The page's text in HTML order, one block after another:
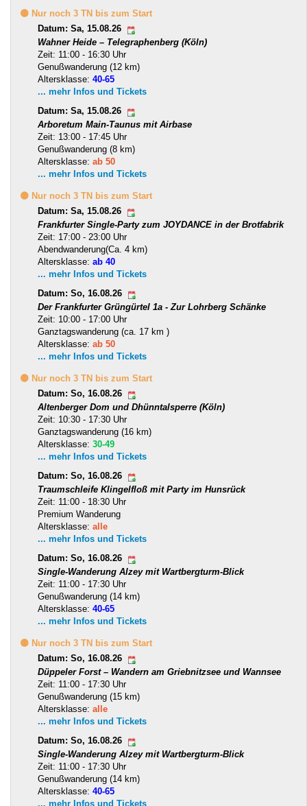
🟡 Nur noch 3 TN bis zum Start
Datum: Sa, 15.08.26
Wahner Heide – Telegraphenberg (Köln)
Zeit: 11:00 - 16:30 Uhr
Genußwanderung (12 km)
Altersklasse: 40-65
... mehr Infos und Tickets
Datum: Sa, 15.08.26
Arboretum Main-Taunus mit Airbase
Zeit: 13:00 - 17:45 Uhr
Genußwanderung (8 km)
Altersklasse: ab 50
... mehr Infos und Tickets
🟡 Nur noch 3 TN bis zum Start
Datum: Sa, 15.08.26
Frankfurter Single-Party zum JOYDANCE in der Brotfabrik
Zeit: 17:00 - 23:00 Uhr
Abendwanderung(Ca. 4 km)
Altersklasse: ab 40
... mehr Infos und Tickets
Datum: So, 16.08.26
Der Frankfurter Grüngürtel 1a - Zur Lohrberg Schänke
Zeit: 10:00 - 17:00 Uhr
Ganztagswanderung (ca. 17 km )
Altersklasse: ab 50
... mehr Infos und Tickets
🟡 Nur noch 3 TN bis zum Start
Datum: So, 16.08.26
Altenberger Dom und Dhünntalsperre (Köln)
Zeit: 10:30 - 17:30 Uhr
Ganztagswanderung (16 km)
Altersklasse: 30-49
... mehr Infos und Tickets
Datum: So, 16.08.26
Traumschleife Klingelfloß mit Party im Hunsrück
Zeit: 11:00 - 18:30 Uhr
Premium Wanderung
Altersklasse: alle
... mehr Infos und Tickets
Datum: So, 16.08.26
Single-Wanderung Alzey mit Wartbergturm-Blick
Zeit: 11:00 - 17:30 Uhr
Genußwanderung (14 km)
Altersklasse: 40-65
... mehr Infos und Tickets
🟡 Nur noch 3 TN bis zum Start
Datum: So, 16.08.26
Düppeler Forst – Wandern am Griebnitzsee und Wannsee
Zeit: 11:00 - 17:30 Uhr
Genußwanderung (15 km)
Altersklasse: alle
... mehr Infos und Tickets
Datum: So, 16.08.26
Single-Wanderung Alzey mit Wartbergturm-Blick
Zeit: 11:00 - 17:30 Uhr
Genußwanderung (14 km)
Altersklasse: 40-65
... mehr Infos und Tickets